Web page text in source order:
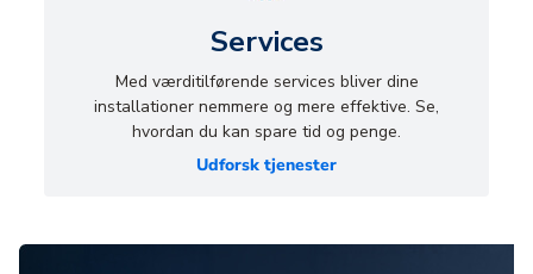
Services
Med værditilførende services bliver dine
installationer nemmere og mere effektive. Se,
hvordan du kan spare tid og penge.
Udforsk tjenester